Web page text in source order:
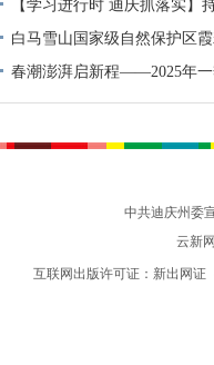
举办
【学习进行时 迪庆抓落实】
字招牌——访州委常委、香格
白马雪山国家级自然保护区
动影像‌
春潮澎湃启新程——2025年
综述